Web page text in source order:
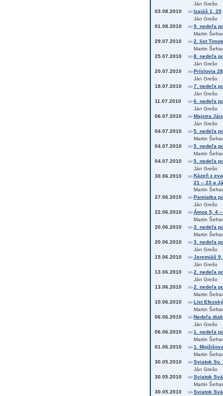
Ján Grešo
03.08.2010
>> Izaiáš 1, 25
Ján Grešo
01.08.2010
>> 9. nedeľa
Martin
29.07.2010
>> 2. list
Martin
25.07.2010
>> 8. nedeľa
Ján Grešo
20.07.2010
>> Príslovia
Ján Grešo
18.07.2010
>> 7. nedeľa
Ján Grešo
11.07.2010
>> 6. nedeľa
Ján Grešo
06.07.2010
>> Majstra
Ján Grešo
04.07.2010
>> 5. nedeľa
Martin
04.07.2010
>> 5. nedeľa
Martin
04.07.2010
>> 5. nedeľa
Ján Grešo
30.06.2010
>> Kázeň z
21 – 23 a
Martin
27.06.2010
>> Pamiatka
Ján Grešo
22.06.2010
>> Ámos 5, 4
Martin
20.06.2010
>> 3. nedeľa
Martin
20.06.2010
>> 3. nedeľa
Ján Grešo
15.06.2010
>> Jeremiáš 9,
Ján Grešo
13.06.2010
>> 2. nedeľa
Ján Grešo
13.06.2010
>> 2. nedeľa
Martin
10.06.2010
>> List
Martin
06.06.2010
>> Nedeľa
Ján Grešo
06.06.2010
>> 1. nedeľa
Martin
01.06.2010
>> 1.
Martin
30.05.2010
>> Sviatok Sv.
Ján Grešo
30.05.2010
>> Sviatok
Martin
30.05.2010
>> Sviatok